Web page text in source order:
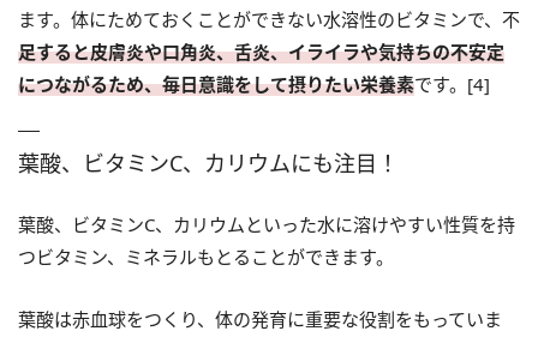
ます。体にためておくことができない水溶性のビタミンで、不
足すると皮膚炎や口角炎、舌炎、イライラや気持ちの不安定
につながるため、毎日意識をして摂りたい栄養素です。[4]
葉酸、ビタミンC、カリウムにも注目！
葉酸、ビタミンC、カリウムといった水に溶けやすい性質を持
つビタミン、ミネラルもとることができます。
葉酸は赤血球をつくり、体の発育に重要な役割をもっていま